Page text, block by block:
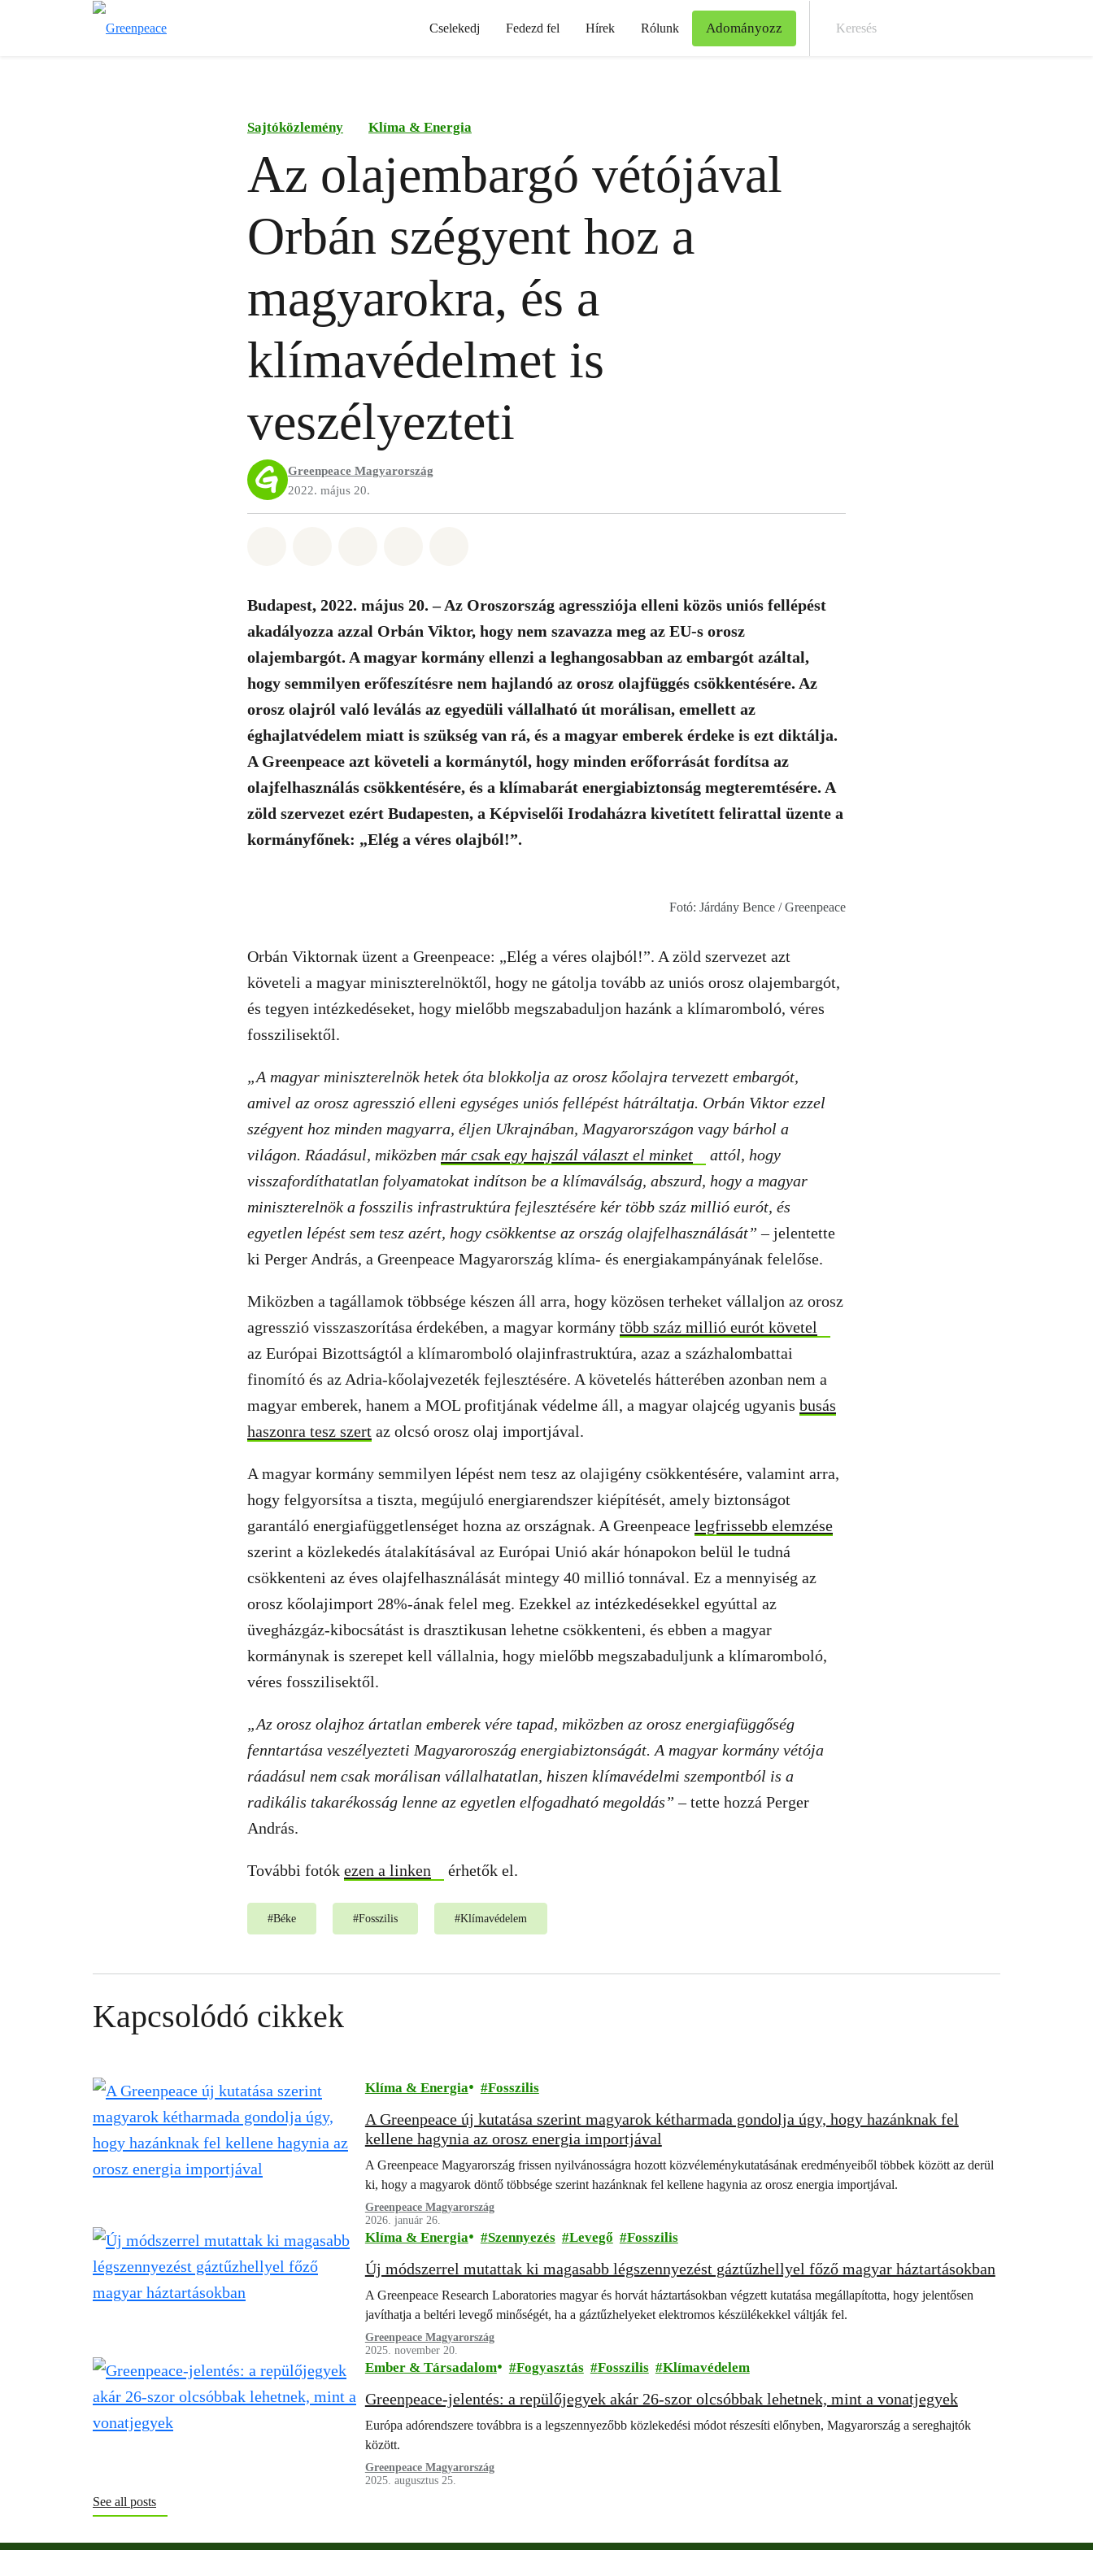
Cselekedj Fedezd fel Hírek Rólunk Adományozz
Sajtóközlemény Klíma & Energia
Az olajembargó vétójával
Orbán szégyent hoz a
magyarokra, és a
klímavédelmet is
veszélyezteti
Greenpeace Magyarország
2022. május 20.
Budapest, 2022. május 20. – Az Oroszország agressziója elleni közös uniós fellépést
akadályozza azzal Orbán Viktor, hogy nem szavazza meg az EU-s orosz
olajembargót. A magyar kormány ellenzi a leghangosabban az embargót azáltal,
hogy semmilyen erőfeszítésre nem hajlandó az orosz olajfüggés csökkentésére. Az
orosz olajról való leválás az egyedüli vállalható út morálisan, emellett az
éghajlatvédelem miatt is szükség van rá, és a magyar emberek érdeke is ezt diktálja.
A Greenpeace azt követeli a kormánytól, hogy minden erőforrását fordítsa az
olajfelhasználás csökkentésére, és a klímabarát energiabiztonság megteremtésére. A
zöld szervezet ezért Budapesten, a Képviselői Irodaházra kivetített felirattal üzente a
kormányfőnek: „Elég a véres olajból!”.
Fotó: Járdány Bence / Greenpeace
Orbán Viktornak üzent a Greenpeace: „Elég a véres olajból!”. A zöld szervezet azt
követeli a magyar miniszterelnöktől, hogy ne gátolja tovább az uniós orosz olajembargót,
és tegyen intézkedéseket, hogy mielőbb megszabaduljon hazánk a klímaromboló, véres
fosszilisektől.
„A magyar miniszterelnök hetek óta blokkolja az orosz kőolajra tervezett embargót,
amivel az orosz agresszió elleni egységes uniós fellépést hátráltatja. Orbán Viktor ezzel
szégyent hoz minden magyarra, éljen Ukrajnában, Magyarországon vagy bárhol a
világon. Ráadásul, miközben már csak egy hajszál választ el minket
attól, hogy
visszafordíthatatlan folyamatokat indítson be a klímaválság, abszurd, hogy a magyar
miniszterelnök a fosszilis infrastruktúra fejlesztésére kér több száz millió eurót, és
egyetlen lépést sem tesz azért, hogy csökkentse az ország olajfelhasználását” – jelentette
ki Perger András, a Greenpeace Magyarország klíma- és energiakampányának felelőse.
Miközben a tagállamok többsége készen áll arra, hogy közösen terheket vállaljon az orosz
agresszió visszaszorítása érdekében, a magyar kormány több száz millió eurót követel
az Európai Bizottságtól a klímaromboló olajinfrastruktúra, azaz a százhalombattai
finomító és az Adria-kőolajvezeték fejlesztésére. A követelés hátterében azonban nem a
magyar emberek, hanem a MOL profitjának védelme áll, a magyar olajcég ugyanis busás
haszonra tesz szert az olcsó orosz olaj importjával.
A magyar kormány semmilyen lépést nem tesz az olajigény csökkentésére, valamint arra,
hogy felgyorsítsa a tiszta, megújuló energiarendszer kiépítését, amely biztonságot
garantáló energiafüggetlenséget hozna az országnak. A Greenpeace legfrissebb elemzése
szerint a közlekedés átalakításával az Európai Unió akár hónapokon belül le tudná
csökkenteni az éves olajfelhasználását mintegy 40 millió tonnával. Ez a mennyiség az
orosz kőolajimport 28%-ának felel meg. Ezekkel az intézkedésekkel egyúttal az
üvegházgáz-kibocsátást is drasztikusan lehetne csökkenteni, és ebben a magyar
kormánynak is szerepet kell vállalnia, hogy mielőbb megszabaduljunk a klímaromboló,
véres fosszilisektől.
„Az orosz olajhoz ártatlan emberek vére tapad, miközben az orosz energiafüggőség
fenntartása veszélyezteti Magyaroroszág energiabiztonságát. A magyar kormány vétója
ráadásul nem csak morálisan vállalhatatlan, hiszen klímavédelmi szempontból is a
radikális takarékosság lenne az egyetlen elfogadható megoldás” – tette hozzá Perger
András.
További fotók ezen a linken érhetők el.
#Béke #Fosszilis #Klímavédelem
Kapcsolódó cikkek
Klíma & Energia Fosszilis
A Greenpeace új kutatása szerint magyarok kétharmada gondolja úgy, hogy hazánknak fel
kellene hagynia az orosz energia importjával
A Greenpeace Magyarország frissen nyilvánosságra hozott közvéleménykutatásának eredményeiből többek között az derül
ki, hogy a magyarok döntő többsége szerint hazánknak fel kellene hagynia az orosz energia importjával.
Greenpeace Magyarország
2026. január 26.
Klíma & Energia Szennyezés Levegő Fosszilis
Új módszerrel mutattak ki magasabb légszennyezést gáztűzhellyel főző magyar háztartásokban
A Greenpeace Research Laboratories magyar és horvát háztartásokban végzett kutatása megállapította, hogy jelentősen
javíthatja a beltéri levegő minőségét, ha a gáztűzhelyeket elektromos készülékekkel váltják fel.
Greenpeace Magyarország
2025. november 20.
Ember & Társadalom Fogyasztás Fosszilis Klímavédelem
Greenpeace-jelentés: a repülőjegyek akár 26-szor olcsóbbak lehetnek, mint a vonatjegyek
Európa adórendszere továbbra is a legszennyezőbb közlekedési módot részesíti előnyben, Magyarország a sereghajtók
között.
Greenpeace Magyarország
2025. augusztus 25.
See all posts